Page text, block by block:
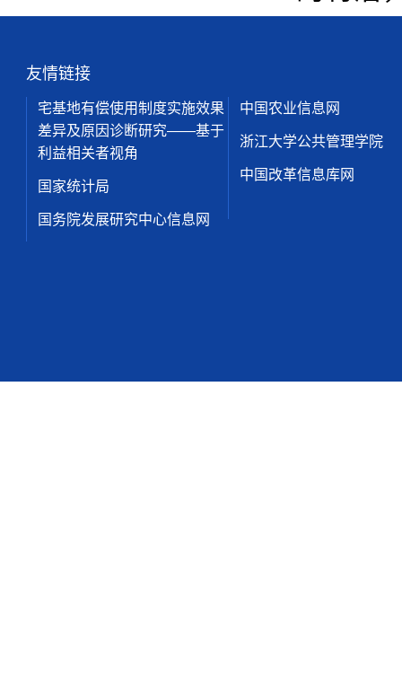
友情链接
宅基地有偿使用制度实施效果
差异及原因诊断研究——基于
利益相关者视角
国家统计局
国务院发展研究中心信息网
中国农业信息网
浙江大学公共管理学院
中国改革信息库网